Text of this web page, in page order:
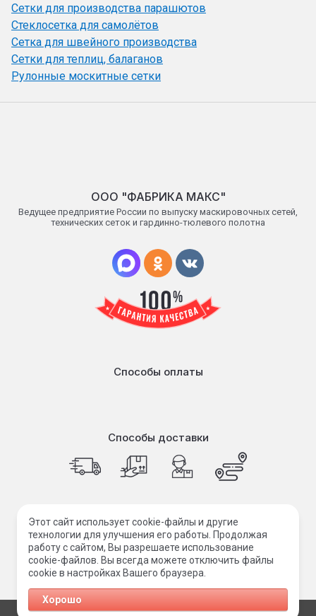
Сетки для производства парашютов
Стеклосетка для самолётов
Сетка для швейного производства
Сетки для теплиц, балаганов
Рулонные москитные сетки
OОO "ФАБРИКА МАКС"
Ведущее предприятие России по выпуску маскировочных сетей,
технических сеток и гардинно-тюлевого полотна
Способы оплаты
Способы доставки
© 1999-2023 ООО "ФАБРИКА МАКС"
Создание сайтаМегагрупп
Этот сайт использует cookie-файлы и другие
технологии для улучшения его работы. Продолжая
работу с сайтом, Вы разрешаете использование
cookie-файлов. Вы всегда можете отключить файлы
cookie в настройках Вашего браузера.
Хорошо